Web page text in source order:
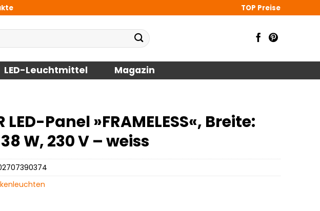
TOP Preise
LED-Leuchtmittel Magazin
LED-Panel »FRAMELESS«, Breite:
W, 230 V – weiss